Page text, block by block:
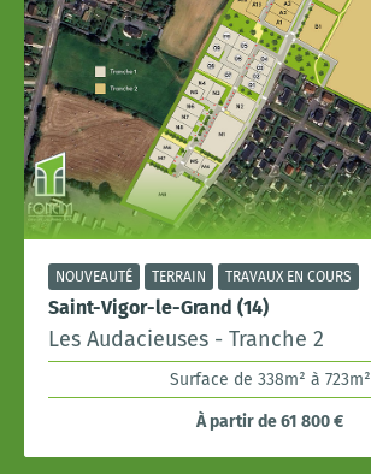
NOUVEAUTÉ TERRAIN TRAVAUX EN COURS
Saint-Vigor-le-Grand (14)
Les Audacieuses - Tranche 2
Surface de 338m² à 723m²
À partir de 61 800 €